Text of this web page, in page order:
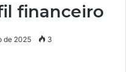
financeiro
de 2025 3